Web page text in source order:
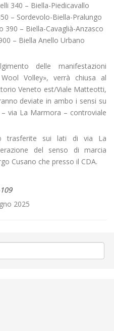
340 – Biella-Piedicavallo
– Sordevolo-Biella-Pralungo
390 – Biella-Cavaglià-Anzasco
– Biella Anello Urbano
delle manifestazioni
Volley», verrà chiusa al
Veneto est/Viale Matteotti,
deviate in ambo i sensi su
via La Marmora – controviale
trasferite sui lati di via La
del senso di marcia
Cusano che presso il CDA.
2025